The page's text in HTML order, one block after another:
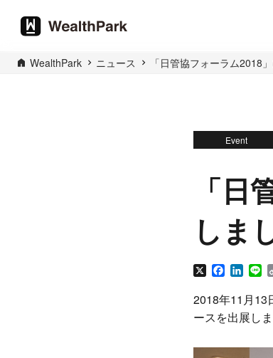
WealthPark ニュース 「日管協フォーラム2018
Event
「
しま
X
2018年11月13
ースを出展しま